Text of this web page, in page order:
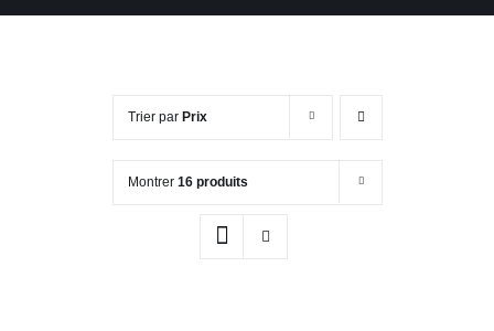
Trier par Prix
Montrer 16 produits